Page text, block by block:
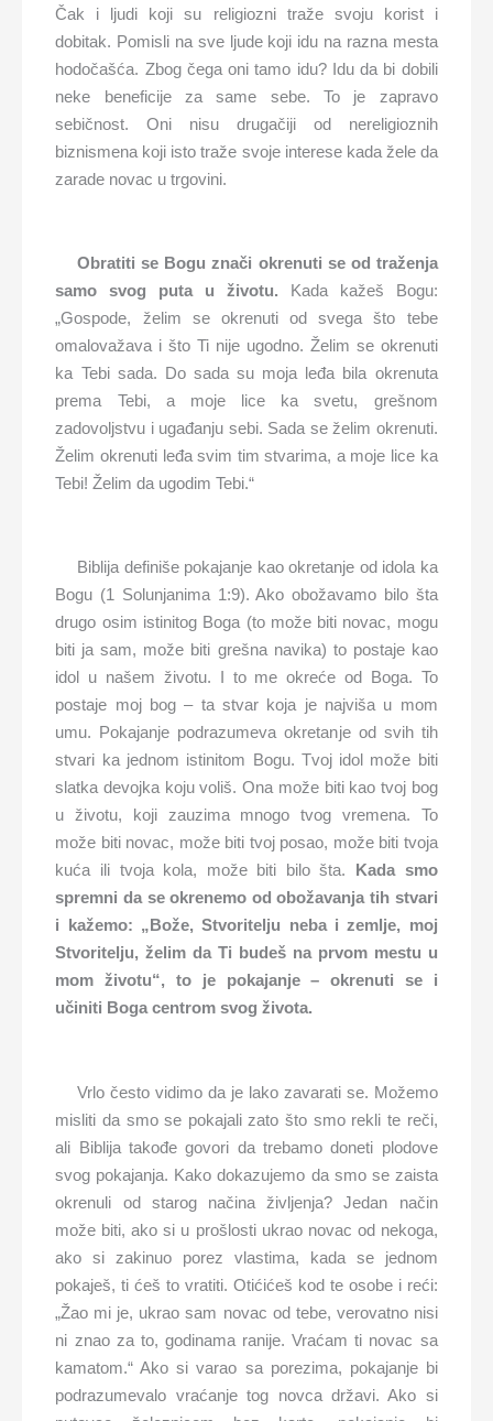
Čak i ljudi koji su religiozni traže svoju korist i
dobitak. Pomisli na sve ljude koji idu na razna mesta
hodočašća. Zbog čega oni tamo idu? Idu da bi dobili
neke beneficije za same sebe. To je zapravo
sebičnost. Oni nisu drugačiji od nereligioznih
biznismena koji isto traže svoje interese kada žele da
zarade novac u trgovini.
Obratiti se Bogu znači okrenuti se od traženja
samo svog puta u životu. Kada kažeš Bogu:
„Gospode, želim se okrenuti od svega što tebe
omalovažava i što Ti nije ugodno. Želim se okrenuti
ka Tebi sada. Do sada su moja leđa bila okrenuta
prema Tebi, a moje lice ka svetu, grešnom
zadovoljstvu i ugađanju sebi. Sada se želim okrenuti.
Želim okrenuti leđa svim tim stvarima, a moje lice ka
Tebi! Želim da ugodim Tebi.“
Biblija definiše pokajanje kao okretanje od idola ka
Bogu (1 Solunjanima 1:9). Ako obožavamo bilo šta
drugo osim istinitog Boga (to može biti novac, mogu
biti ja sam, može biti grešna navika) to postaje kao
idol u našem životu. I to me okreće od Boga. To
postaje moj bog – ta stvar koja je najviša u mom
umu. Pokajanje podrazumeva okretanje od svih tih
stvari ka jednom istinitom Bogu. Tvoj idol može biti
slatka devojka koju voliš. Ona može biti kao tvoj bog
u životu, koji zauzima mnogo tvog vremena. To
može biti novac, može biti tvoj posao, može biti tvoja
kuća ili tvoja kola, može biti bilo šta. Kada smo
spremni da se okrenemo od obožavanja tih stvari
i kažemo: „Bože, Stvoritelju neba i zemlje, moj
Stvoritelju, želim da Ti budeš na prvom mestu u
mom životu“, to je pokajanje – okrenuti se i
učiniti Boga centrom svog života.
Vrlo često vidimo da je lako zavarati se. Možemo
misliti da smo se pokajali zato što smo rekli te reči,
ali Biblija takođe govori da trebamo doneti plodove
svog pokajanja. Kako dokazujemo da smo se zaista
okrenuli od starog načina življenja? Jedan način
može biti, ako si u prošlosti ukrao novac od nekoga,
ako si zakinuo porez vlastima, kada se jednom
pokaješ, ti ćeš to vratiti. Otićićeš kod te osobe i reći:
„Žao mi je, ukrao sam novac od tebe, verovatno nisi
ni znao za to, godinama ranije. Vraćam ti novac sa
kamatom.“ Ako si varao sa porezima, pokajanje bi
podrazumevalo vraćanje tog novca državi. Ako si